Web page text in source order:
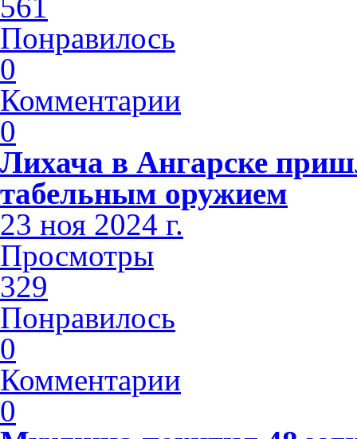
Понравилось
0
Комментарии
0
Лихача в Ангарске
табельным оружием
23 ноя 2024 г.
Просмотры
329
Понравилось
0
Комментарии
0